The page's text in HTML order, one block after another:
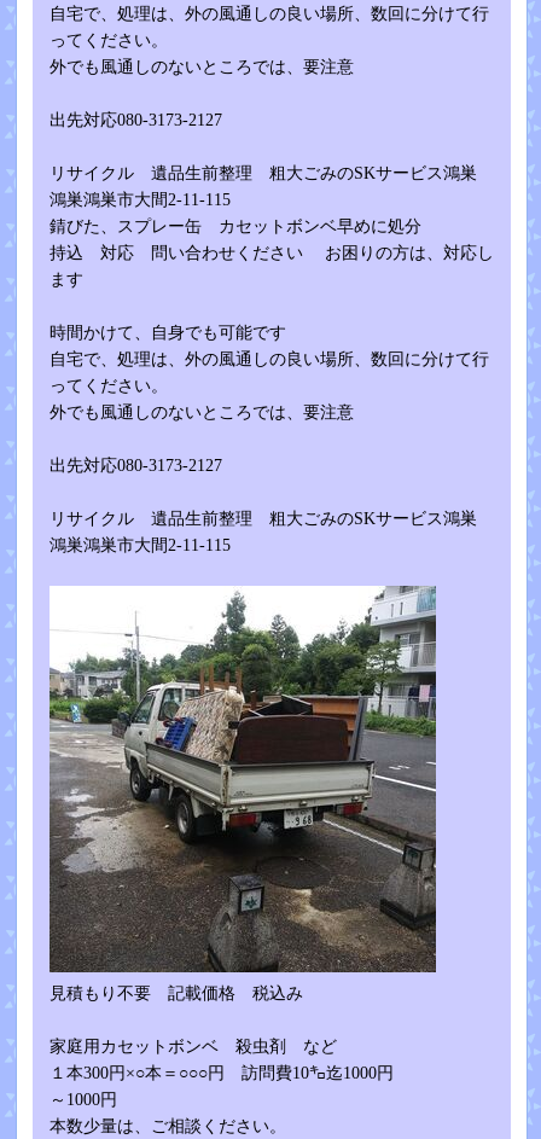
自宅で、処理は、外の風通しの良い場所、数回に分けて行
ってください。
外でも風通しのないところでは、要注意
出先対応080-3173-2127
リサイクル 遺品生前整理 粗大ごみのSKサービス鴻巣
鴻巣鴻巣市大間2-11-115
錆びた、スプレー缶 カセットボンベ早めに処分
持込 対応 問い合わせください お困りの方は、対応し
ます
時間かけて、自身でも可能です
自宅で、処理は、外の風通しの良い場所、数回に分けて行
ってください。
外でも風通しのないところでは、要注意
出先対応080-3173-2127
リサイクル 遺品生前整理 粗大ごみのSKサービス鴻巣
鴻巣鴻巣市大間2-11-115
見積もり不要 記載価格 税込み
家庭用カセットボンベ 殺虫剤 など
１本300円×○本＝○○○円 訪問費10㌔迄1000円
～1000円
本数少量は、ご相談ください。